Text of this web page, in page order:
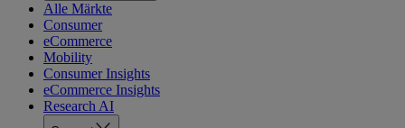
Alle Märkte
Consumer
eCommerce
Mobility
Consumer Insights
eCommerce Insights
Research AI